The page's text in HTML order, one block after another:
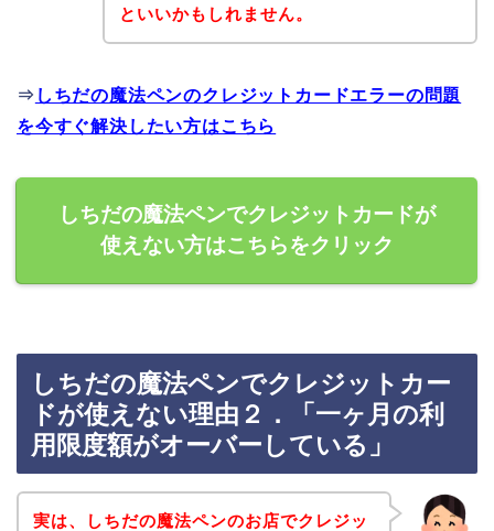
といいかもしれません。
⇒ しちだの魔法ペンのクレジットカードエラーの問題
を今すぐ解決したい方はこちら
しちだの魔法ペンでクレジットカードが
使えない方はこちらをクリック
しちだの魔法ペンでクレジットカー
ドが使えない理由２．「一ヶ月の利
用限度額がオーバーしている」
実は、しちだの魔法ペンのお店でクレジッ